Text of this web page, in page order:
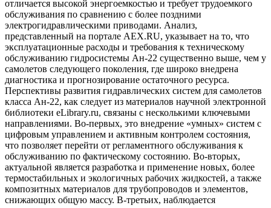
отличается высокой энергоемкостью и требует трудоемкого
обслуживания по сравнению с более поздними
электрогидравлическими приводами. Анализ,
представленный на портале AEX.RU, указывает на то, что
эксплуатационные расходы и требования к техническому
обслуживанию гидросистемы Ан-22 существенно выше, чем у
самолетов следующего поколения, где широко внедрена
диагностика и прогнозирование остаточного ресурса.
Перспективы развития гидравлических систем для самолетов
класса Ан-22, как следует из материалов научной электронной
библиотеки eLibrary.ru, связаны с несколькими ключевыми
направлениями. Во-первых, это внедрение «умных» систем с
цифровым управлением и активным контролем состояния,
что позволяет перейти от регламентного обслуживания к
обслуживанию по фактическому состоянию. Во-вторых,
актуальной является разработка и применение новых, более
термостабильных и экологичных рабочих жидкостей, а также
композитных материалов для трубопроводов и элементов,
снижающих общую массу. В-третьих, наблюдается